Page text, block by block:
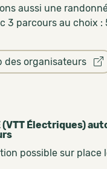
aussi une
3 parcours au choix :
des organisateurs
(VTT Électriques)
possible sur place